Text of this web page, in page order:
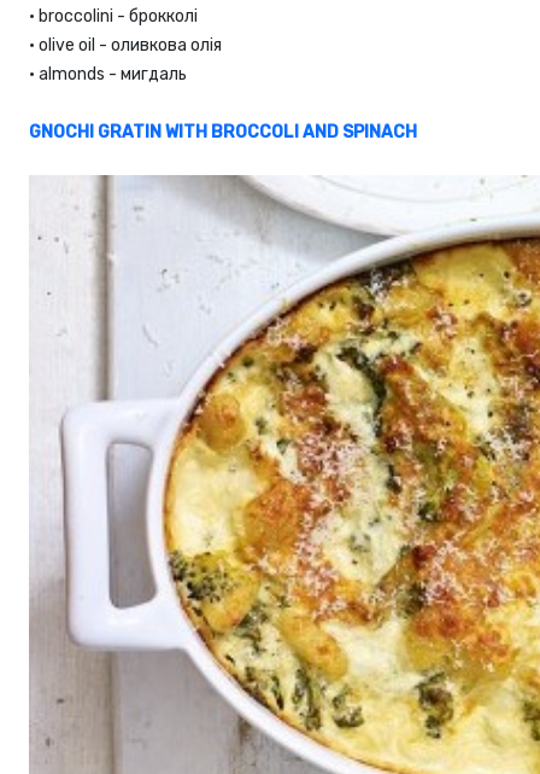
• broccolini - брокколі
• olive oil - оливкова олія
• almonds - мигдаль
GNOCHI GRATIN WITH BROCCOLI AND SPINACH